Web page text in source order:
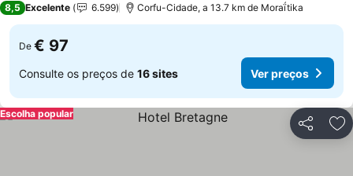
8,5 Excelente 6.599 Corfu-Cidade, a 13.7 km de Moraḯtika
De € 97
Consulte os preços de 16 sites Ver preços
Partilhar
Escolha popular